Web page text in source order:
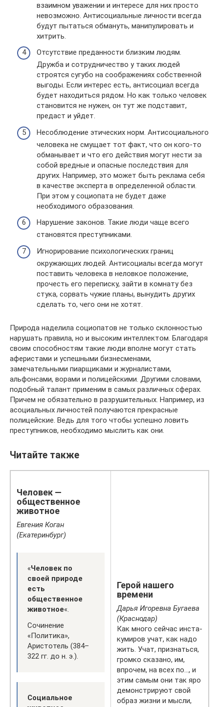
взаимном уважении и интересе для них просто
невозможно. Антисоциальные личности всегда
будут пытаться обмануть, манипулировать и
хитрить.
Отсутствие преданности близким людям.
Дружба и сотрудничество у таких людей
строятся сугубо на соображениях собственной
выгоды. Если интерес есть, антисоциал всегда
будет находиться рядом. Но как только человек
становится не нужен, он тут же подставит,
предаст и уйдет.
Несоблюдение этических норм. Антисоциального
человека не смущает тот факт, что он кого-то
обманывает и что его действия могут нести за
собой вредные и опасные последствия для
других. Например, это может быть реклама себя
в качестве эксперта в определенной области.
При этом у социопата не будет даже
необходимого образования.
Нарушение законов. Такие люди чаще всего
становятся преступниками.
Игнорирование психологических границ
окружающих людей. Антисоциалы всегда могут
поставить человека в неловкое положение,
прочесть его переписку, зайти в комнату без
стука, сорвать чужие планы, вынудить других
сделать то, чего они не хотят.
Природа наделила социопатов не только склонностью
нарушать правила, но и высоким интеллектом. Благодаря
своим способностям такие люди вполне могут стать
аферистами и успешными бизнесменами,
замечательными пиарщиками и журналистами,
альфонсами, ворами и полицейскими. Другими словами,
подобный талант применим в самых различных сферах.
Причем не обязательно в разрушительных. Например, из
асоциальных личностей получаются прекрасные
полицейские. Ведь для того чтобы успешно ловить
преступников, необходимо мыслить как они.
Читайте также
Человек —
общественное
животное
Евгения Коган
(Екатеринбург)
«Человек по
своей природе
есть
общественное
животное«.
Сочинение
«Политика»,
Аристотель (384–
322 гг. до н. э.).
Социальное
Герой нашего
времени
Дарья Игоревна Бугаева
(Краснодар)
Как много сейчас инста-
кумиров учат, как надо
жить. Учат, признаться,
громко сказано, им,
впрочем, на всех по…, и
этим самым они так яро
демонстрируют свой
образ жизни и мысли,